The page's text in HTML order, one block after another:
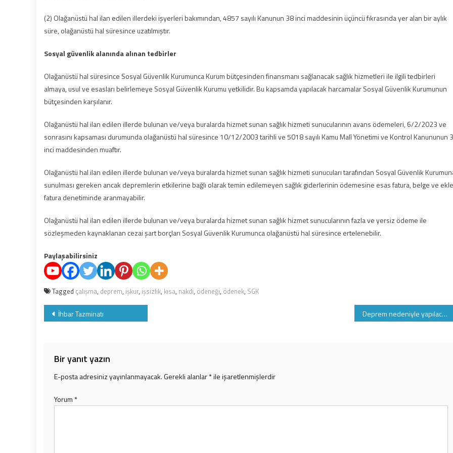
(2) Olağanüstü hal ilan edilen illerdeki işyerleri bakımından, 4857 sayılı Kanunun 38 inci maddesinin üçüncü fıkrasında yer alan bir aylık
süre, olağanüstü hal süresince uzatılmıştır.
Sosyal güvenlik alanında alınan tedbirler
Olağanüstü hal süresince Sosyal Güvenlik Kurumunca Kurum bütçesinden finansmanı sağlanacak sağlık hizmetleri ile ilgili tedbirleri
almaya, usul ve esasları belirlemeye Sosyal Güvenlik Kurumu yetkilidir. Bu kapsamda yapılacak harcamalar Sosyal Güvenlik Kurumunun
bütçesinden karşılanır.
Olağanüstü hal ilan edilen illerde bulunan ve/veya buralarda hizmet sunan sağlık hizmeti sunucularının avans ödemeleri, 6/2/2023 ve
sonrasını kapsaması durumunda olağanüstü hal süresince 10/12/2003 tarihli ve 5018 sayılı Kamu Malî Yönetimi ve Kontrol Kanununun
inci maddesinden muaftır.
Olağanüstü hal ilan edilen illerde bulunan ve/veya buralarda hizmet sunan sağlık hizmeti sunucuları tarafından Sosyal Güvenlik
sunulması gereken ancak depremlerin etkilerine bağlı olarak temin edilemeyen sağlık giderlerinin ödemesine esas fatura, belge ve
fatura denetiminde aranmayabilir.
Olağanüstü hal ilan edilen illerde bulunan ve/veya buralarda hizmet sunan sağlık hizmet sunucularının fazla ve yersiz ödeme ile
sözleşmeden kaynaklanan cezai şart borçları Sosyal Güvenlik Kurumunca olağanüstü hal süresince ertelenebilir.
Paylaşabilirsiniz
Tagged çalışma, deprem, işkur, işsizlik, kısa, nakdi, ödeneği, ödenek, SGK
Yazı
İhbar Tazminatı Deprem nedeniyle yapılacak SGK sağlık işlemleri
Bir yanıt yazın
E-posta adresiniz yayınlanmayacak.Gerekli alanlar*ile işaretlenmişlerdir
Yorum *